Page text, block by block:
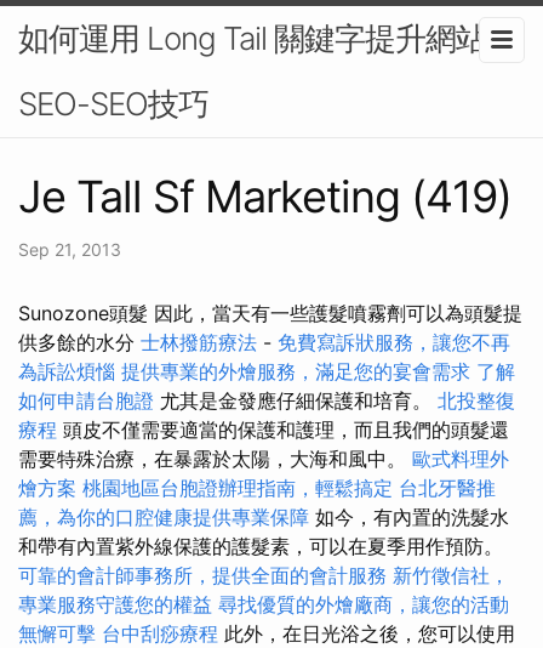
如何運用 Long Tail 關鍵字提升網站
SEO-SEO技巧
Je Tall Sf Marketing (419)
Sep 21, 2013
Sunozone頭髮 因此，當天有一些護髮噴霧劑可以為頭髮提
供多餘的水分 士林撥筋療法 - 免費寫訴狀服務，讓您不再
為訴訟煩惱 提供專業的外燴服務，滿足您的宴會需求 了解
如何申請台胞證 尤其是金發應仔細保護和培育。 北投整復
療程 頭皮不僅需要適當的保護和護理，而且我們的頭髮還
需要特殊治療，在暴露於太陽，大海和風中。 歐式料理外
燴方案 桃園地區台胞證辦理指南，輕鬆搞定 台北牙醫推
薦，為你的口腔健康提供專業保障 如今，有內置的洗髮水
和帶有內置紫外線保護的護髮素，可以在夏季用作預防。
可靠的會計師事務所，提供全面的會計服務 新竹徵信社，
專業服務守護您的權益 尋找優質的外燴廠商，讓您的活動
無懈可擊 台中刮痧療程 此外，在日光浴之後，您可以使用